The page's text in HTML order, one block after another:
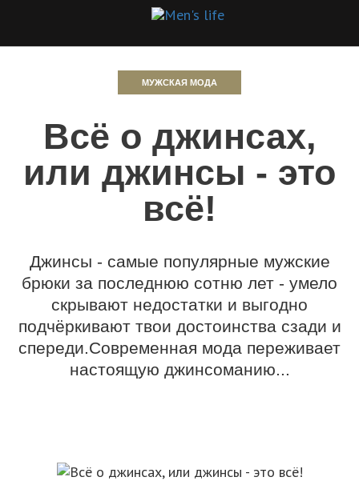
МУЖСКАЯ МОДА
Всё о джинсах,
или джинсы - это
всё!
Джинсы - самые популярные мужские
брюки за последнюю сотню лет - умело
скрывают недостатки и выгодно
подчёркивают твои достоинства сзади и
спереди.Современная мода переживает
настоящую джинсоманию...